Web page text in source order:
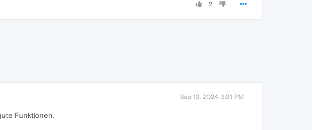
2
Sep 13, 2024, 3:31 PM
Funktionen.